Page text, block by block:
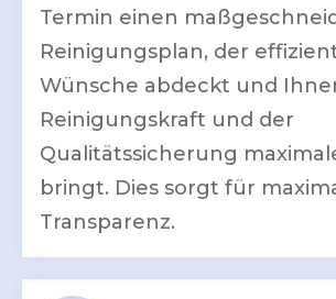
Termin einen
Reinigungsplan, der
Wünsche abdeckt und
Reinigungskraft und der
Qualitätssicherung
bringt. Dies sorgt für
Transparenz.